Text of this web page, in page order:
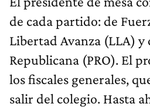
de cada partido: de
Libertad Avanza (LLA) y
Republicana (PRO). El
los fiscales generales,
salir del colegio. Hasta